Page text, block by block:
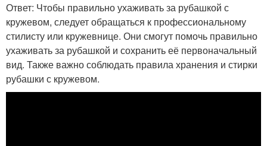
Ответ: Чтобы правильно ухаживать за рубашкой с
кружевом, следует обращаться к профессиональному
стилисту или кружевнице. Они смогут помочь правильно
ухаживать за рубашкой и сохранить её первоначальный
вид. Также важно соблюдать правила хранения и стирки
рубашки с кружевом.